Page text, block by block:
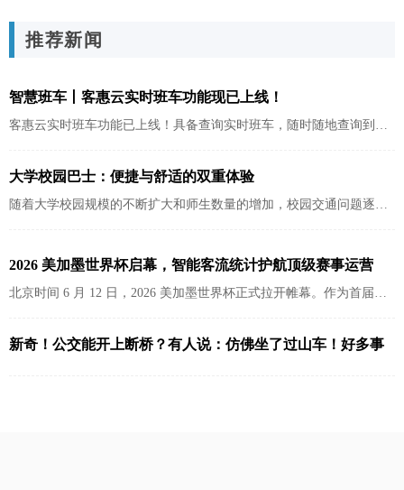
推荐新闻
智慧班车丨客惠云实时班车功能现已上线！
客惠云实时班车功能已上线！具备查询实时班车，随时随地查询到班
大学校园巴士：便捷与舒适的双重体验
随着大学校园规模的不断扩大和师生数量的增加，校园交通问题逐渐
优势及其功能特点...
2026 美加墨世界杯启幕，智能客流统计护航顶级赛事运营
北京时间 6 月 12 日，2026 美加墨世界杯正式拉开帷幕。作为首届由
16 座场馆，预计吸引680 万现场观众与124 万国际游客，规模与人流
新奇！公交能开上断桥？有人说：仿佛坐了过山车！好多事